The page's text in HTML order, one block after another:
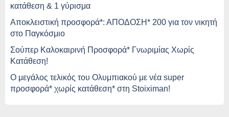
κατάθεση & 1 γύρισμα
Αποκλειστική προσφορά*: ΑΠΟΔΟΣΗ* 200 για τον νικητή
στο Παγκόσμιο
Σούπερ Καλοκαιρινή Προσφορά* Γνωριμίας Χωρίς
Κατάθεση!
O μεγάλος τελικός του Ολυμπιακού με νέα super
προσφορά* χωρίς κατάθεση* στη Stoiximan!